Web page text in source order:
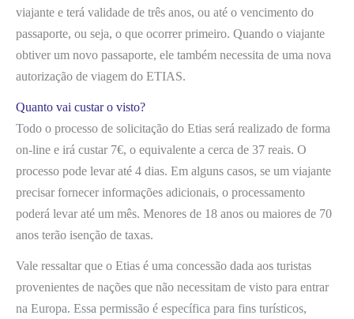
viajante e terá validade de três anos, ou até o vencimento do
passaporte, ou seja, o que ocorrer primeiro. Quando o viajante
obtiver um novo passaporte, ele também necessita de uma nova
autorização de viagem do ETIAS.
Quanto vai custar o visto?
Todo o processo de solicitação do Etias será realizado de forma
on-line e irá custar 7€, o equivalente a cerca de 37 reais. O
processo pode levar até 4 dias. Em alguns casos, se um viajante
precisar fornecer informações adicionais, o processamento
poderá levar até um mês. Menores de 18 anos ou maiores de 70
anos terão isenção de taxas.
Vale ressaltar que o Etias é uma concessão dada aos turistas
provenientes de nações que não necessitam de visto para entrar
na Europa. Essa permissão é específica para fins turísticos,